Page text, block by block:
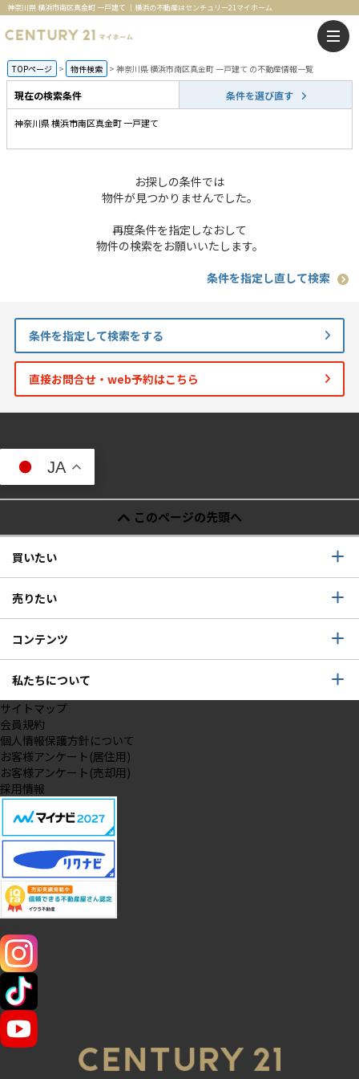
神奈川県 横浜市南区真金町 一戸建て ｜横浜の不動産はセンチュリー21マイホーム
TOPページ 物件検索 神奈川県 横浜市南区真金町 一戸建て の不動産情報一覧
現在の検索条件 条件を選び直す
神奈川県 横浜市南区真金町 一戸建て
お探しの条件では
物件が見つかりませんでした。
再度条件を指定しなおして
物件の検索をお願いいたします。
条件を指定し直して検索
条件を指定して検索をする
直接お問合せ・web予約はこちら
JA
このページの先頭へ
買いたい
売りたい
コンテンツ
私たちについて
サイトマップ
会員規約
個人情報保護方針について
お客様アンケート(居住用)
お客様アンケート(売却用)
採用情報